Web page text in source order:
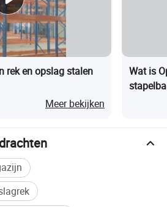
Gebruik
Materiaal
Hoogwaardig
Q235B/Q355
CAD-
ndeling
Functie
rek en opslag stalen
Meer bekijken
Wat is